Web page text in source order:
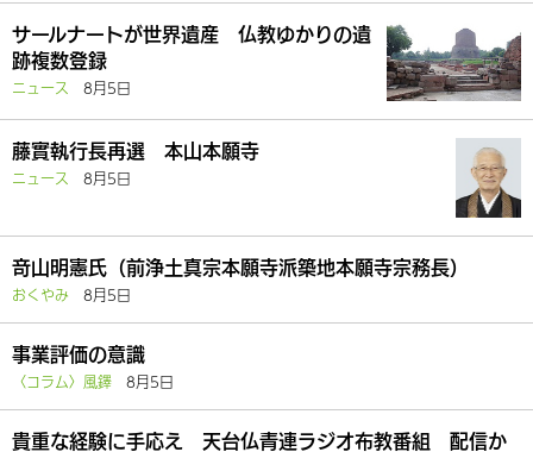
サールナートが世界遺産 仏教ゆかりの遺
跡複数登録
ニュース 8月5日
藤實執行長再選 本山本願寺
ニュース 8月5日
竒山明憲氏（前浄土真宗本願寺派築地本願寺宗務長）
おくやみ 8月5日
事業評価の意識
〈コラム〉風鐸 8月5日
貴重な経験に手応え 天台仏青連ラジオ布教番組 配信か